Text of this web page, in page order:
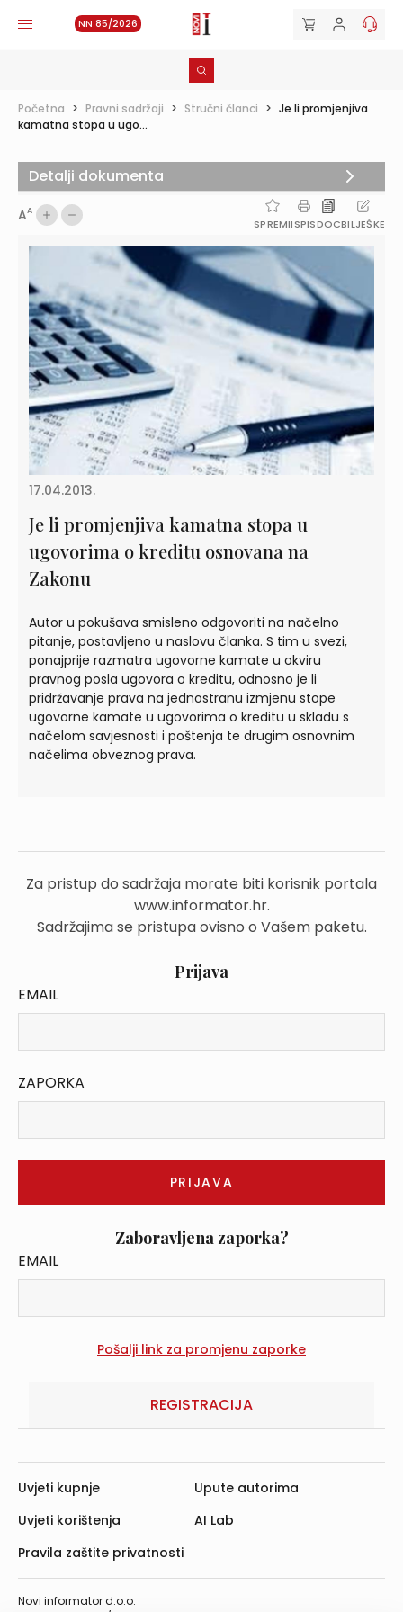
NN 85/2026
Početna > Pravni sadržaji > Stručni članci > Je li promjenjiva
kamatna stopa u ugo...
AA
SPREMIISPISDOCBILJEŠKE
17.04.2013.
Je li promjenjiva kamatna stopa u
ugovorima o kreditu osnovana na
Zakonu
Autor u pokušava smisleno odgovoriti na načelno
pitanje, postavljeno u naslovu članka. S tim u svezi,
ponajprije razmatra ugovorne kamate u okviru
pravnog posla ugovora o kreditu, odnosno je li
pridržavanje prava na jednostranu izmjenu stope
ugovorne kamate u ugovorima o kreditu u skladu s
načelom savjesnosti i poštenja te drugim osnovnim
načelima obveznog prava.
Za pristup do sadržaja morate biti korisnik portala
www.informator.hr.
Sadržajima se pristupa ovisno o Vašem paketu.
Prijava
EMAIL
ZAPORKA
Zaboravljena zaporka?
EMAIL
REGISTRACIJA
Detalji dokumenta
Novi informator d.o.o.
Uvjeti kupnje
Uvjeti korištenja
Pravila zaštite privatnosti
Upute autorima
AI Lab